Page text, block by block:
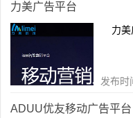
力美广告平台
力美
发布
ADUU优友移动广告平台